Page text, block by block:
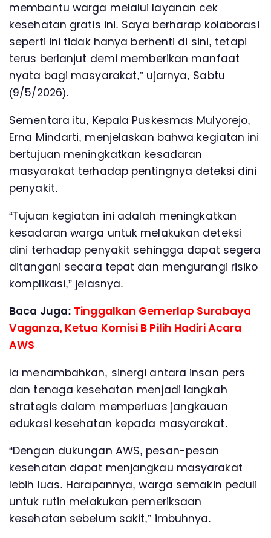
membantu warga melalui layanan cek
kesehatan gratis ini. Saya berharap kolaborasi
seperti ini tidak hanya berhenti di sini, tetapi
terus berlanjut demi memberikan manfaat
nyata bagi masyarakat,” ujarnya, Sabtu
(9/5/2026).
Sementara itu, Kepala Puskesmas Mulyorejo,
Erna Mindarti, menjelaskan bahwa kegiatan ini
bertujuan meningkatkan kesadaran
masyarakat terhadap pentingnya deteksi dini
penyakit.
“Tujuan kegiatan ini adalah meningkatkan
kesadaran warga untuk melakukan deteksi
dini terhadap penyakit sehingga dapat segera
ditangani secara tepat dan mengurangi risiko
komplikasi,” jelasnya.
Baca Juga: Tinggalkan Gemerlap Surabaya
Vaganza, Ketua Komisi B Pilih Hadiri Acara
AWS
Ia menambahkan, sinergi antara insan pers
dan tenaga kesehatan menjadi langkah
strategis dalam memperluas jangkauan
edukasi kesehatan kepada masyarakat.
“Dengan dukungan AWS, pesan-pesan
kesehatan dapat menjangkau masyarakat
lebih luas. Harapannya, warga semakin peduli
untuk rutin melakukan pemeriksaan
kesehatan sebelum sakit,” imbuhnya.